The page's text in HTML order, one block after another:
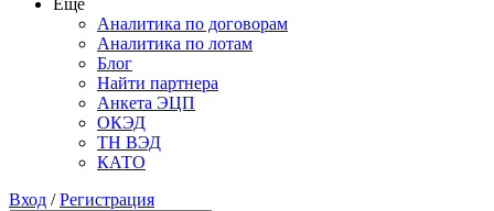
Еще
Аналитика по договорам
Аналитика по лотам
Блог
Найти партнера
Анкета ЭЦП
ОКЭД
ТН ВЭД
КАТО
Вход /Регистрация